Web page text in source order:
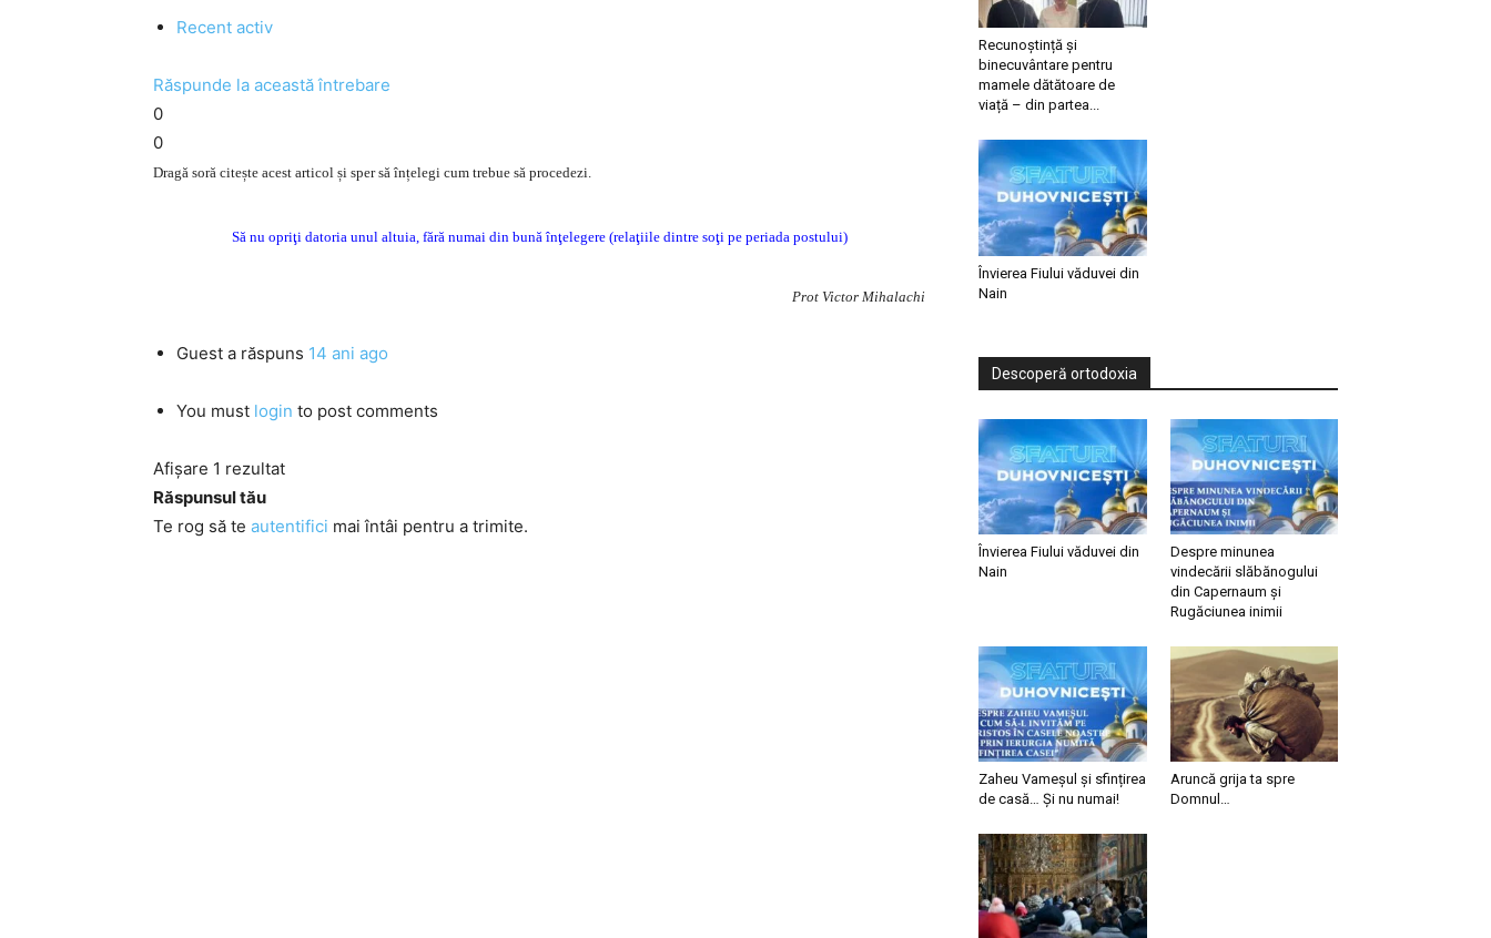
Recent activ
Răspunde la această întrebare
0
0
Dragă soră citește acest articol și sper să înțelegi cum trebue să procedezi.
Să nu opriţi datoria unul altuia, fără numai din bună înţelegere (relaţiile dintre soţi pe periada postului)
Prot Victor Mihalachi
Guest a răspuns 14 ani ago
You must login to post comments
Afișare 1 rezultat
Răspunsul tău
Te rog să te autentifici mai întâi pentru a trimite.
Recunoștință și
binecuvântare pentru
mamele dătătoare de
viață – din partea...
Învierea Fiului văduvei din
Nain
Descoperă ortodoxia
Învierea Fiului văduvei din
Nain
Despre minunea
vindecării slăbănogului
din Capernaum și
Rugăciunea inimii
Zaheu Vameșul și sfințirea
de casă… Și nu numai!
Aruncă grija ta spre
Domnul…